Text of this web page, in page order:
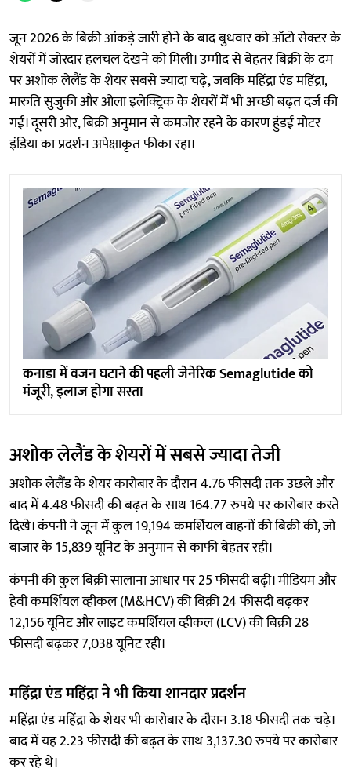
जून 2026 के बिक्री आंकड़े जारी होने के बाद बुधवार को ऑटो सेक्टर के
शेयरों में जोरदार हलचल देखने को मिली। उम्मीद से बेहतर बिक्री के दम
पर अशोक लेलैंड के शेयर सबसे ज्यादा चढ़े, जबकि महिंद्रा एंड महिंद्रा,
मारुति सुजुकी और ओला इलेक्ट्रिक के शेयरों में भी अच्छी बढ़त दर्ज की
गई। दूसरी ओर, बिक्री अनुमान से कमजोर रहने के कारण हुंडई मोटर
इंडिया का प्रदर्शन अपेक्षाकृत फीका रहा।
कनाडा में वजन घटाने की पहली जेनेरिक Semaglutide को
मंजूरी, इलाज होगा सस्ता
अशोक लेलैंड के शेयरों में सबसे ज्यादा तेजी
अशोक लेलैंड के शेयर कारोबार के दौरान 4.76 फीसदी तक उछले और
बाद में 4.48 फीसदी की बढ़त के साथ 164.77 रुपये पर कारोबार करते
दिखे। कंपनी ने जून में कुल 19,194 कमर्शियल वाहनों की बिक्री की, जो
बाजार के 15,839 यूनिट के अनुमान से काफी बेहतर रही।
कंपनी की कुल बिक्री सालाना आधार पर 25 फीसदी बढ़ी। मीडियम और
हेवी कमर्शियल व्हीकल (M&HCV) की बिक्री 24 फीसदी बढ़कर
12,156 यूनिट और लाइट कमर्शियल व्हीकल (LCV) की बिक्री 28
फीसदी बढ़कर 7,038 यूनिट रही।
महिंद्रा एंड महिंद्रा ने भी किया शानदार प्रदर्शन
महिंद्रा एंड महिंद्रा के शेयर भी कारोबार के दौरान 3.18 फीसदी तक चढ़े।
बाद में यह 2.23 फीसदी की बढ़त के साथ 3,137.30 रुपये पर कारोबार
कर रहे थे।